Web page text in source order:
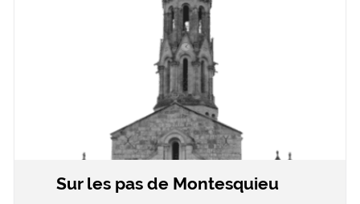
Sur les pas de Montesquieu